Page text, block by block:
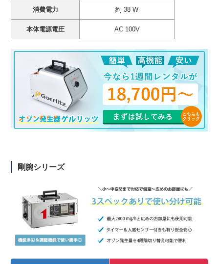
消費電力 約 38 W
本体電源電圧 AC 100V
剛腕シリーズ